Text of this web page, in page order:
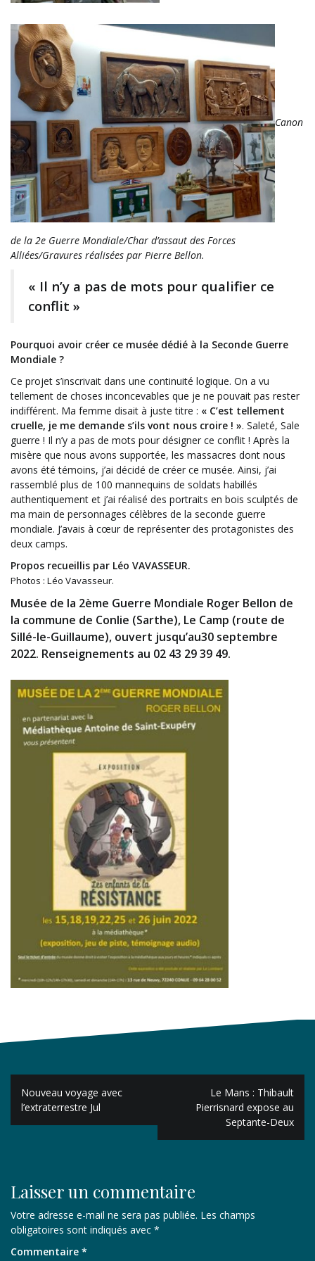
Canon
de la 2e Guerre Mondiale/Char d’assaut des Forces
Alliées/Gravures réalisées par Pierre Bellon.
« Il n’y a pas de mots pour qualifier ce
conflit »
Pourquoi avoir créer ce musée dédié à la Seconde Guerre
Mondiale ?
Ce projet s’inscrivait dans une continuité logique. On a vu
tellement de choses inconcevables que je ne pouvait pas rester
indifférent. Ma femme disait à juste titre : « C’est tellement
cruelle, je me demande s’ils vont nous croire ! ». Saleté, Sale
guerre ! Il n’y a pas de mots pour désigner ce conflit ! Après la
misère que nous avons supportée, les massacres dont nous
avons été témoins, j’ai décidé de créer ce musée. Ainsi, j’ai
rassemblé plus de 100 mannequins de soldats habillés
authentiquement et j’ai réalisé des portraits en bois sculptés de
ma main de personnages célèbres de la seconde guerre
mondiale. J’avais à cœur de représenter des protagonistes des
deux camps.
Propos recueillis par Léo VAVASSEUR.
Photos : Léo Vavasseur.
Musée de la 2ème Guerre Mondiale Roger Bellon de
la commune de Conlie (Sarthe), Le Camp (route de
Sillé-le-Guillaume), ouvert jusqu’au30 septembre
2022. Renseignements au 02 43 29 39 49.
Navigation
de
l’article
Nouveau voyage avec
l’extraterrestre Jul
Le Mans : Thibault
Pierrisnard expose au
Septante-Deux
Laisser un commentaire
Votre adresse e-mail ne sera pas publiée. Les champs
obligatoires sont indiqués avec *
Commentaire *